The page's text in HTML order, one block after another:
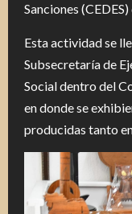
Sanciones
Esta actividad se
Subsecretaría de
Social dentro del
en donde se
producidas tanto